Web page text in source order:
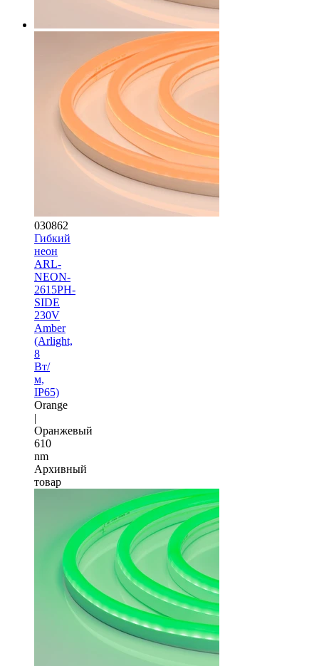
030862
Гибкий
неон
ARL-
NEON-
2615PH-
SIDE
230V
Amber
(Arlight,
8
Вт/
м,
IP65)
Orange
|
Оранжевый
610
nm
Архивный
товар